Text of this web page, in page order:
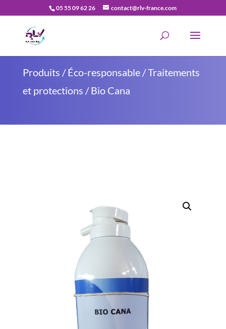
05 55 09 62 26 contact@rlv-france.com
Produits /Éco-responsable/Traitements
et protections / Bio Cana